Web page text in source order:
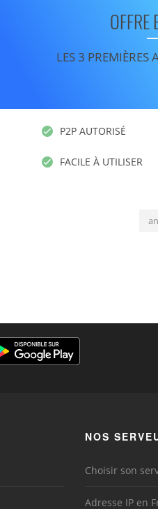
OFFRE
LES 3
P2P AUTORISÉ
FACILE À UTILISER
NOS
Choisir son
Adresse IP en